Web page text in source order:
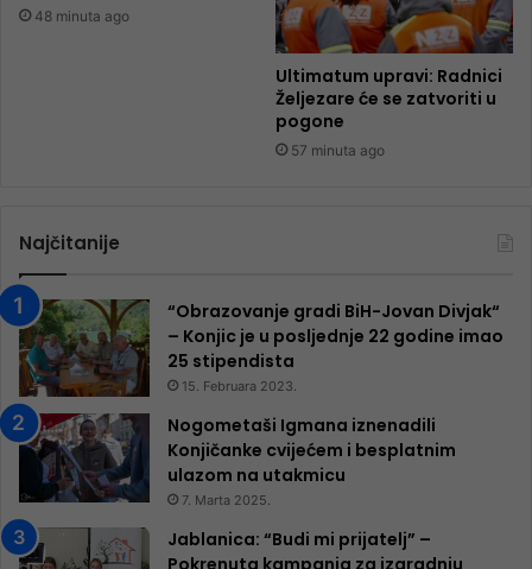
48 minuta ago
Ultimatum upravi: Radnici
Željezare će se zatvoriti u
pogone
57 minuta ago
Najčitanije
“Obrazovanje gradi BiH-Jovan Divjak“
– Konjic je u posljednje 22 godine imao
25 ​​stipendista
15. Februara 2023.
Nogometaši Igmana iznenadili
Konjičanke cvijećem i besplatnim
ulazom na utakmicu
7. Marta 2025.
Jablanica: “Budi mi prijatelj” –